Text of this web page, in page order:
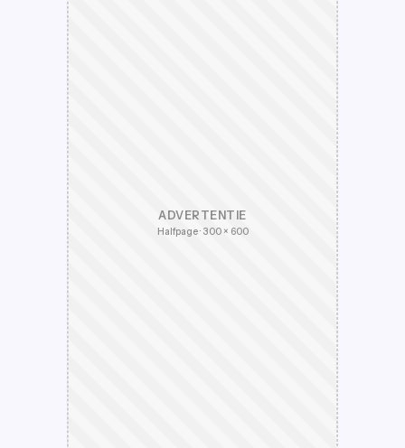
ADVERTENTIE
Halfpage · 300 × 600